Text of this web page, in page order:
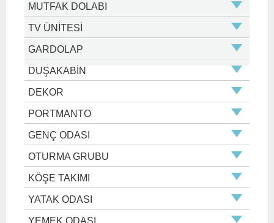
MUTFAK DOLABI
TV ÜNİTESİ
GARDOLAP
DUŞAKABİN
DEKOR
PORTMANTO
GENÇ ODASI
OTURMA GRUBU
KÖŞE TAKIMI
YATAK ODASI
YEMEK ODASI